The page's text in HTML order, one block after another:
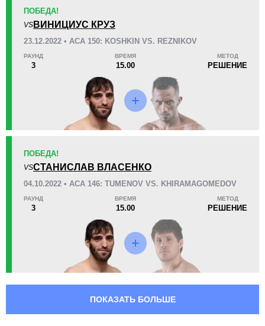
ACA
ACB
AFC
AMC
1
WSOFGC
Не определено
ПОБЕДА!
VS ВИНИЦИУС КРУЗ
23.12.2022 • ACA 150: KOSHKIN VS. REZNIKOV
РАУНД
3
ВРЕМЯ
15.00
МЕТОД
РЕШЕНИЕ
ПОБЕДА!
VSСТАНИСЛАВ ВЛАСЕНКО
04.10.2022 • ACA 146: TUMENOV VS. KHIRAMAGOMEDOV
РАУНД
3
ВРЕМЯ
15.00
МЕТОД
РЕШЕНИЕ
ПОКАЗАТЬ БОЛЬШЕ